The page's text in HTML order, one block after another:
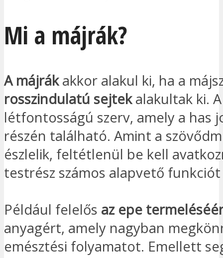
Mi a májrák?
A májrákakkor alakul ki, ha a
rosszindulatú sejtekalakultak ki.
létfontosságú szerv, amely a has
részén található. Amint a
észlelik, feltétlenül be kell
testrész számos alapvető
Például felelős az epe
anyagért, amely nagyban
emésztési folyamatot. Emellett